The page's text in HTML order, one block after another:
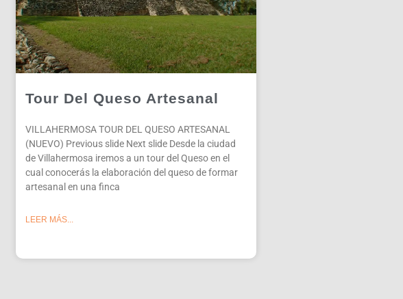
Tour Del Queso Artesanal
VILLAHERMOSA TOUR DEL QUESO ARTESANAL
(NUEVO) Previous slide Next slide Desde la ciudad
de Villahermosa iremos a un tour del Queso en el
cual conocerás la elaboración del queso de formar
artesanal en una finca
LEER MÁS...